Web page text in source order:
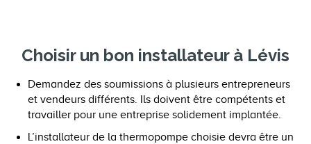
Choisir un bon installateur à Lévis
Demandez des soumissions à plusieurs entrepreneurs
et vendeurs différents. Ils doivent être compétents et
travailler pour une entreprise solidement implantée.
L’installateur de la thermopompe choisie devra être un